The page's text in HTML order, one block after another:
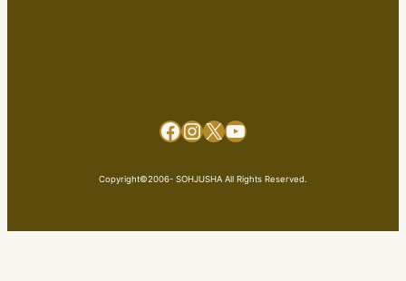
Facebook
Instagram
X YouTube
Copyright©2006- SOHJUSHA All Rights Reserved.